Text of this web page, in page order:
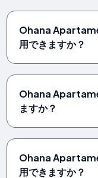
Ohana
用できますか？
Ohana
ますか？
Ohana
用できますか？